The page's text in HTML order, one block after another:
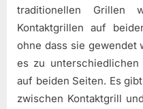
traditionellen Grillen
Kontaktgrillen auf
ohne dass sie gewendet
es zu unterschiedlichen
auf beiden Seiten. Es
zwischen Kontaktgrill